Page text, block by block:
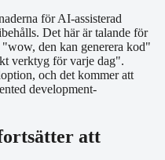
för AI-assisterad
Det här är talande för
den kan generera kod"
verktyg för varje dag".
och det kommer att
development-
att